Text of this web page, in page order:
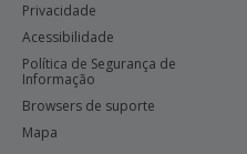
Privacidade
Acessibilidade
Política de Segurança de
Informação
Browsers de suporte
Mapa